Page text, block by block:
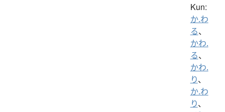
Kun:
か.わ
る、
かわ.
る、
かわ.
り、
か.わ
り、